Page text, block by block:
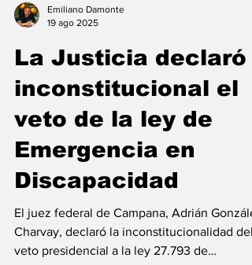
19 ago 2025
La Justicia declaró
inconstitucional el
veto de la ley de
Emergencia en
Discapacidad
El juez federal de Campana, Adrián
Charvay, declaró la inconstitucionalidad del